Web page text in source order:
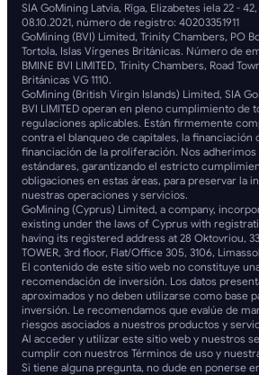
SIA GoMining Latvia, Rīga, Elizabetes iela 22 -
08.10.2021, número de registro: 40203351911
GoMining (BVI) Limited, Trinity Chambers, PO
Tortola, Islas Vírgenes Británicas. Número de
BMINE BVI LIMITED, Trinity Chambers, Road
Británicas VG 1110.
GoMining (British Virgin Islands) Limited, SIA
BVI LIMITED operan en pleno cumplimiento de
regulaciones aplicables. Están firmemente
contra el blanqueo de capitales, la financiación
financiación de la proliferación. Nos adherimos
estándares, garantizando el estricto
obligaciones en estas áreas, para preservar la
nuestras operaciones y servicios.
GoMining (Cyprus) Limited, a company,
existing under the laws of Cyprus with
having its registered address at 28 Oktovriou,
TOWER, 3rd floor, Flat/Office 305, 3106,
El contenido de este sitio web no constituye
recomendación de inversión. Los datos
aproximados y no deben utilizarse como base
inversión. Le recomendamos que evalúe de
riesgos asociados a nuestros productos y
Al acceder y utilizar este sitio web y nuestros
cumplir con nuestros Términos de uso y
Si tiene alguna pregunta, no dude en ponerse